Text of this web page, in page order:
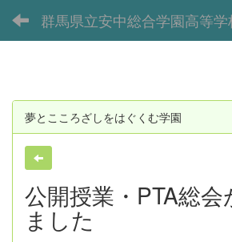
群馬県立安中総合学園高等学
夢とこころざしをはぐくむ学園
公開授業・PTA総
ました